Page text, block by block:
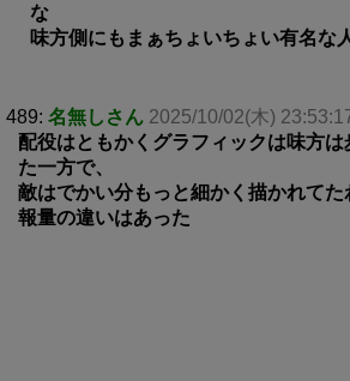
な
味方側にもまぁちょいちょい有名な
489: 名無しさん 2025/10/02(木)
配役はともかくグラフィックは味方
た一方で、
敵はでかい分もっと細かく描かれて
報量の違いはあった